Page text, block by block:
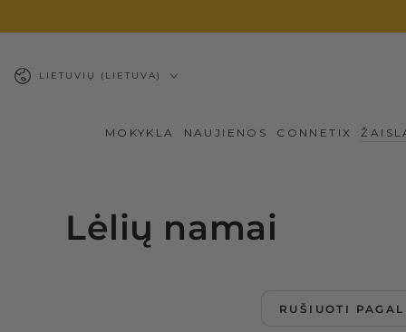
KalbaLIETUVIŲ (LIETUVA)
MOKYKLA NAUJIENOS CONNETIX
Lėlių namai
RUŠIUOTI PAGAL